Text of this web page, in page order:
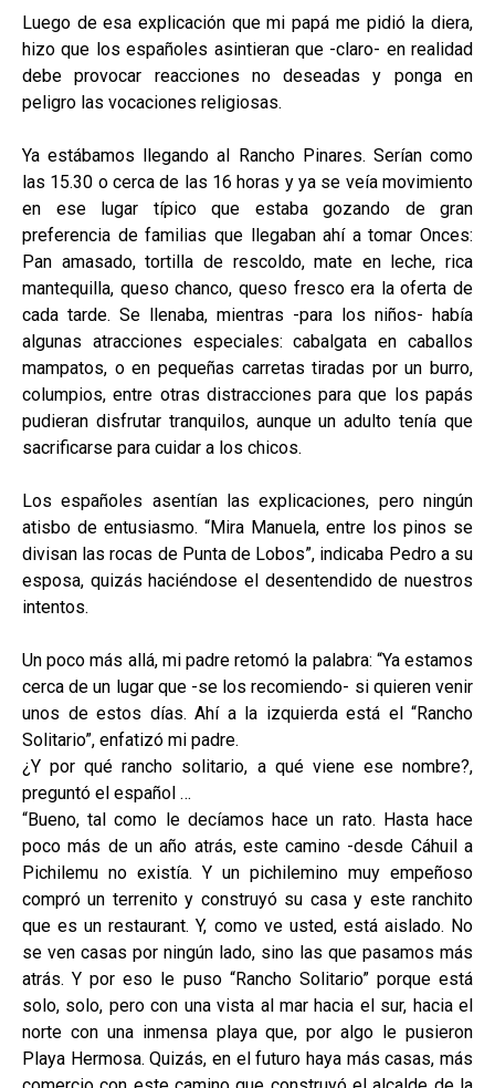
Luego de esa explicación que mi papá me pidió la diera,
hizo que los españoles asintieran que -claro- en realidad
debe provocar reacciones no deseadas y ponga en
peligro las vocaciones religiosas.
Ya estábamos llegando al Rancho Pinares. Serían como
las 15.30 o cerca de las 16 horas y ya se veía movimiento
en ese lugar típico que estaba gozando de gran
preferencia de familias que llegaban ahí a tomar Onces:
Pan amasado, tortilla de rescoldo, mate en leche, rica
mantequilla, queso chanco, queso fresco era la oferta de
cada tarde. Se llenaba, mientras -para los niños- había
algunas atracciones especiales: cabalgata en caballos
mampatos, o en pequeñas carretas tiradas por un burro,
columpios, entre otras distracciones para que los papás
pudieran disfrutar tranquilos, aunque un adulto tenía que
sacrificarse para cuidar a los chicos.
Los españoles asentían las explicaciones, pero ningún
atisbo de entusiasmo. “Mira Manuela, entre los pinos se
divisan las rocas de Punta de Lobos”, indicaba Pedro a su
esposa, quizás haciéndose el desentendido de nuestros
intentos.
Un poco más allá, mi padre retomó la palabra: “Ya estamos
cerca de un lugar que -se los recomiendo- si quieren venir
unos de estos días. Ahí a la izquierda está el “Rancho
Solitario”, enfatizó mi padre.
¿Y por qué rancho solitario, a qué viene ese nombre?,
preguntó el español …
“Bueno, tal como le decíamos hace un rato. Hasta hace
poco más de un año atrás, este camino -desde Cáhuil a
Pichilemu no existía. Y un pichilemino muy empeñoso
compró un terrenito y construyó su casa y este ranchito
que es un restaurant. Y, como ve usted, está aislado. No
se ven casas por ningún lado, sino las que pasamos más
atrás. Y por eso le puso “Rancho Solitario” porque está
solo, solo, pero con una vista al mar hacia el sur, hacia el
norte con una inmensa playa que, por algo le pusieron
Playa Hermosa. Quizás, en el futuro haya más casas, más